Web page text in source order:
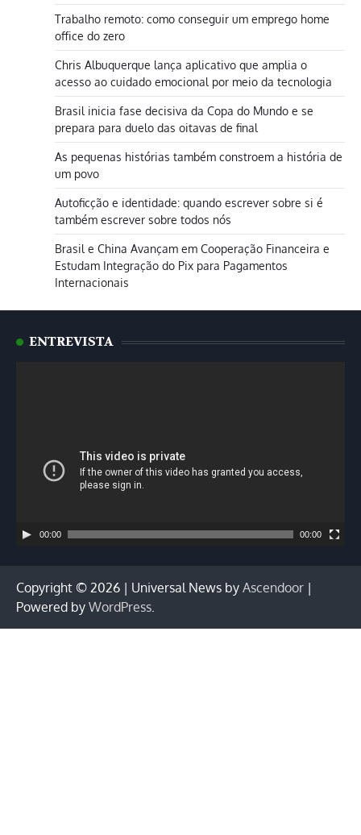
Trabalho remoto: como conseguir um emprego home
office do zero
Chris Albuquerque lança aplicativo que amplia o
acesso ao cuidado emocional por meio da tecnologia
Brasil inicia fase decisiva da Copa do Mundo e se
prepara para duelo das oitavas de final
As pequenas histórias também constroem a história de
um povo
Autoficção e identidade: quando escrever sobre si é
também escrever sobre todos nós
Brasil e China Avançam em Cooperação Financeira e
Estudam Integração do Pix para Pagamentos
Internacionais
ENTREVISTA
00:00 00:00
Copyright © 2026 | Universal News by Ascendoor |
Powered by WordPress.